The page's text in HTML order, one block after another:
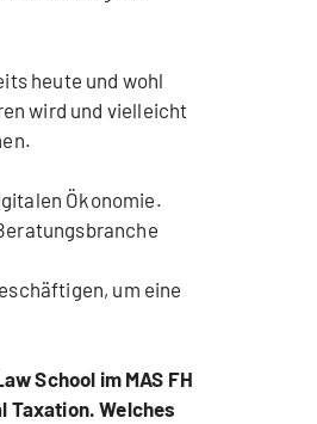
heute und wohl
wird und vielleicht
Ökonomie.
um eine
School im MAS FH
Taxation. Welches